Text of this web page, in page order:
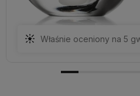
Właśnie oceniony na 5